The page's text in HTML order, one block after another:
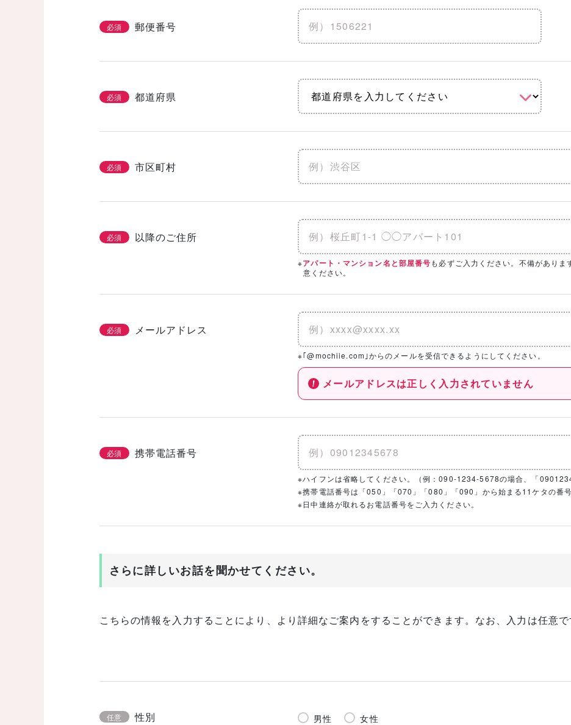
省エネ・エコ 地震に強い 水害に強い
そのほかのこだわりを見る
3/3 必須 「カタログ請求」「相談・見学」したい会社を選択！
基本情報とこだわりの条件を設定いただくと、
必須 郵便番号
必須 都道府県
必須 市区町村
必須 以降のご住所
※アパート・マンション名と部屋番号も必ずご入力ください。不備があり
意ください。
必須 メールアドレス
※｢@mochiie.com｣からのメールを受信できるようにしてください。
メールアドレスは正しく入力されていません
必須 携帯電話番号
※ハイフンは省略してください。（例：090-1234-5678の場合、「
※携帯電話番号は「050」「070」「080」「090」から始まる11ケタの番号
※日中連絡が取れるお電話番号をご入力ください。
さらに詳しいお話を聞かせてください。
こちらの情報を入力することにより、より詳細なご案内をすることができます。なお、入力は任意で
任意 性別 男性 女性